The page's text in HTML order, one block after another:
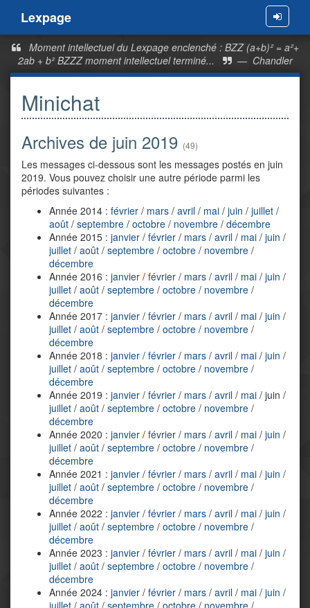
Menu
Lexpage
Moment intellectuel du Lexpage enclenché : BZZ (a+b)² = a²+
2ab + b² BZZZ moment intellectuel terminé...
— Chandler
Minichat
Archives de juin 2019 (49)
Les messages ci-dessous sont les messages postés en juin
2019. Vous pouvez choisir une autre période parmi les
périodes suivantes :
Année 2014 : février / mars / avril / mai / juin / juillet /
août / septembre / octobre / novembre / décembre
Année 2015 : janvier / février / mars / avril / mai / juin /
juillet / août / septembre / octobre / novembre /
décembre
Année 2016 : janvier / février / mars / avril / mai / juin /
juillet / août / septembre / octobre / novembre /
décembre
Année 2017 : janvier / février / mars / avril / mai / juin /
juillet / août / septembre / octobre / novembre /
décembre
Année 2018 : janvier / février / mars / avril / mai / juin /
juillet / août / septembre / octobre / novembre /
décembre
Année 2019 : janvier / février / mars / avril / mai / juin /
juillet / août / septembre / octobre / novembre /
décembre
Année 2020 : janvier / février / mars / avril / mai / juin /
juillet / août / septembre / octobre / novembre /
décembre
Année 2021 : janvier / février / mars / avril / mai / juin /
juillet / août / septembre / octobre / novembre /
décembre
Année 2022 : janvier / février / mars / avril / mai / juin /
juillet / août / septembre / octobre / novembre /
décembre
Année 2023 : janvier / février / mars / avril / mai / juin /
juillet / août / septembre / octobre / novembre /
décembre
Année 2024 : janvier / février / mars / avril / mai / juin /
juillet / août / septembre / octobre / novembre /